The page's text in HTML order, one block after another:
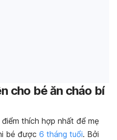
cho bé ăn cháo bí
thích hợp nhất để mẹ
bé được 6 tháng tuổi. Bởi